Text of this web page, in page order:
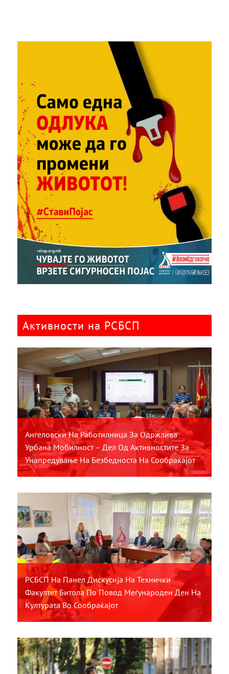
Активности на РСБСП
Ангеловски На Работилница За Одржлива
Урбана Мобилност – Дел Од Активностите За
Унапредување На Безбедноста На Сообраќајот
РСБСП На Панел Дискусија На Технички
Факултет Битола По Повод Меѓународен Ден На
Културата Во Сообраќајот